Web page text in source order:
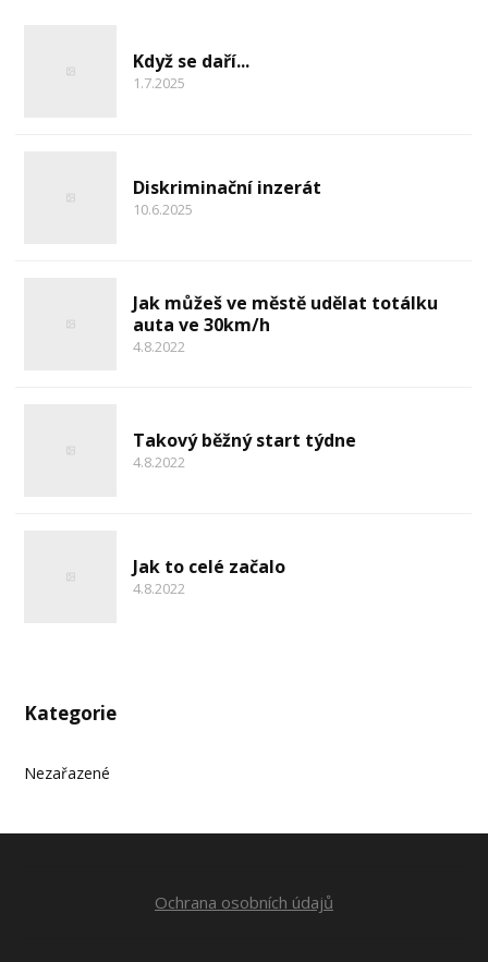
Když se daří...
1.7.2025
Diskriminační inzerát
10.6.2025
Jak můžeš ve městě udělat totálku
auta ve 30km/h
4.8.2022
Takový běžný start týdne
4.8.2022
Jak to celé začalo
4.8.2022
Kategorie
Nezařazené
Ochrana osobních údajů